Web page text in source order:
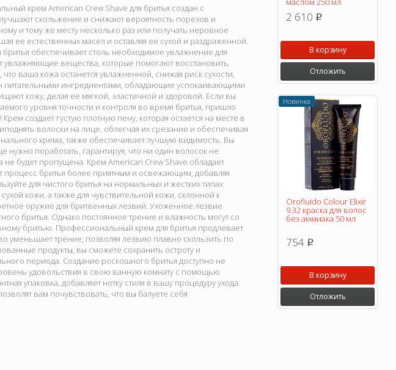
крем American Crew Shave для бритья создан с
скольжение и снижают вероятность порезов и
и тому же месту несколько раз или получать неровное
ее естественных масел и оставляя ее сухой и раздраженной.
обеспечивает столь необходимое увлажнение для
вещества, которые помогают восстановить
ваша кожа останется увлажненной, снижая риск сухости,
ингредиентами, обладающие успокаивающими
кожу, делая ее мягкой, эластичной и здоровой. Если вы
уровня точности и контроля во время бритья, пришло
создает густую плотную пену, которая остается на месте в
волоски на лице, облегчая их срезание и обеспечивая
крема, также обеспечивает лучшую видимость. Вы
поработать, гарантируя, что ни один волосок не
не будет пропущена. Крем American Crew Shave обладает
бритья более приятным и освежающим, добавляя
для чистого бритья на нормальных и жестких типах
кожи, а также для чувствительной кожи, склонной к
оружие для бритвенных лезвий. Ухоженное лезвие
бритья. Однако постоянное трение и влажность могут со
бритью. Профессиональный крем для бритья продлевает
уменьшает трение, позволяя лезвию плавно скользить по
продукты, вы сможете сохранить остроту и
периода. Создание роскошного бритья доступно не
удовольствия в свою ванную комнату с помощью
упаковка, добавляет нотку стиля в вашу процедуру ухода.
вам почувствовать, что вы балуете себя
2 610 p
В корзину
Отложить
Новинка
Orofluido Colour Elixir
9.32 краска для волос
без аммиака 50 мл
754 p
В корзину
Отложить